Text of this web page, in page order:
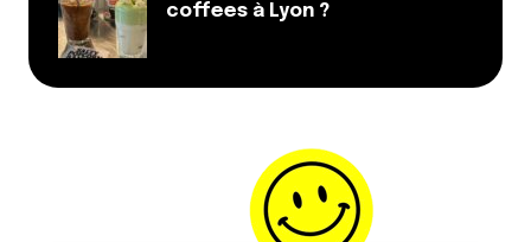
I’ll be back! (comme dirait l’autre…)
Jul
30 octobre 2014 à 19 h 59 min
coffees à Lyon ?